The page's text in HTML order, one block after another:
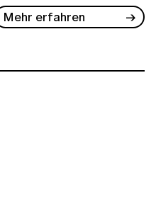
Mehr erfahren